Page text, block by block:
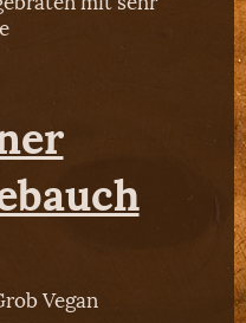
Grob Vegan